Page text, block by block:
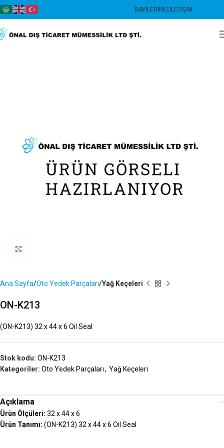
BAYILERIMIZİLETIŞIM
Ana Sayfa Oto Yedek Parçaları Yağ Keçeleri
ON-K213
(ON-K213) 32 x 44 x 6 Oil Seal
Stok kodu: ON-K213
Kategoriler: Oto Yedek Parçaları, Yağ Keçeleri
Açıklama
Ürün Ölçüleri: 32 x 44 x 6
Ürün Tanımı: (ON-K213) 32 x 44 x 6 Oil Seal